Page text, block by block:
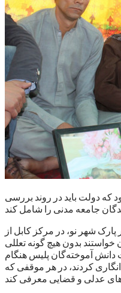
که دولت باید در روند بررسی
جامعه مدنی را شامل کند
شهر نو، در مرکز کابل از
بدون هیچ گونه تعللی
دانش آموخته‌گان پلیس هنگام
کردند، در هر موقفی که